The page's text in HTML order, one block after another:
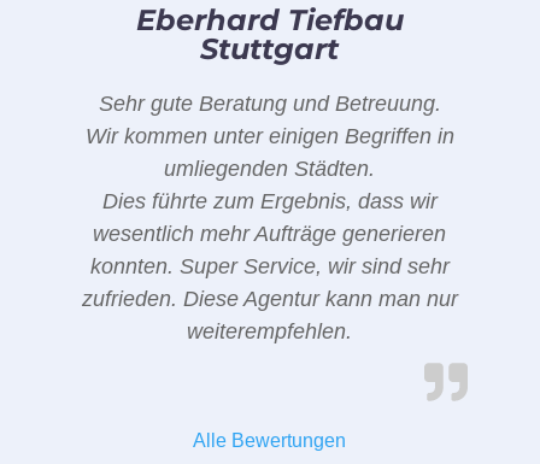
Eberhard Tiefbau
Stuttgart
Sehr gute Beratung und Betreuung.
Wir kommen unter einigen Begriffen in
umliegenden Städten.
Dies führte zum Ergebnis, dass wir
wesentlich mehr Aufträge generieren
konnten. Super Service, wir sind sehr
zufrieden. Diese Agentur kann man nur
weiterempfehlen.
Alle Bewertungen